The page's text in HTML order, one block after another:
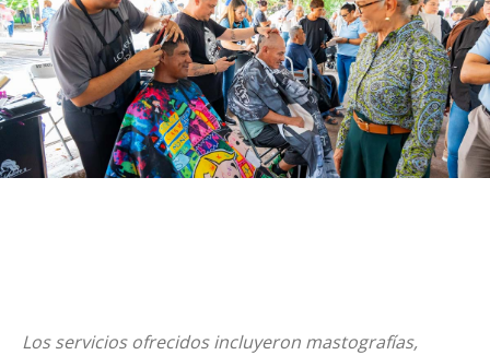
Los servicios ofrecidos incluyeron mastografías,